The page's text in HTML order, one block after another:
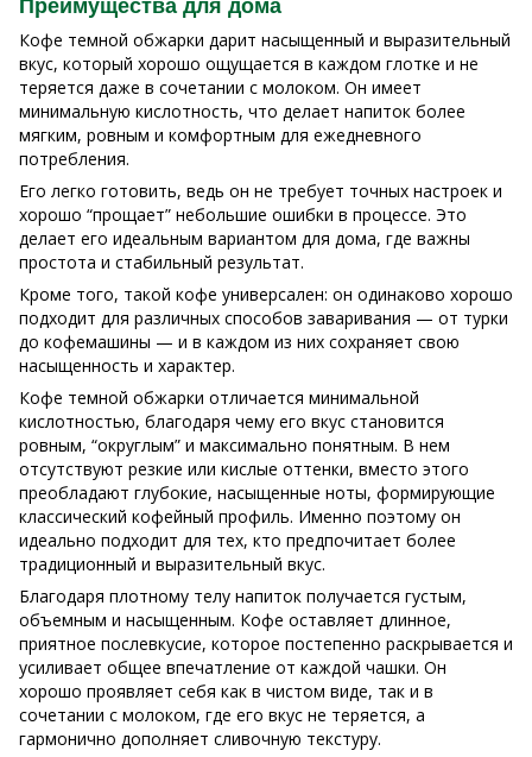
Преимущества для дома
Кофе темной обжарки дарит насыщенный и выразительный
вкус, который хорошо ощущается в каждом глотке и не
теряется даже в сочетании с молоком. Он имеет
минимальную кислотность, что делает напиток более
мягким, ровным и комфортным для ежедневного
потребления.
Его легко готовить, ведь он не требует точных настроек и
хорошо “прощает” небольшие ошибки в процессе. Это
делает его идеальным вариантом для дома, где важны
простота и стабильный результат.
Кроме того, такой кофе универсален: он одинаково хорошо
подходит для различных способов заваривания — от турки
до кофемашины — и в каждом из них сохраняет свою
насыщенность и характер.
Кофе темной обжарки отличается минимальной
кислотностью, благодаря чему его вкус становится
ровным, “округлым” и максимально понятным. В нем
отсутствуют резкие или кислые оттенки, вместо этого
преобладают глубокие, насыщенные ноты, формирующие
классический кофейный профиль. Именно поэтому он
идеально подходит для тех, кто предпочитает более
традиционный и выразительный вкус.
Благодаря плотному телу напиток получается густым,
объемным и насыщенным. Кофе оставляет длинное,
приятное послевкусие, которое постепенно раскрывается и
усиливает общее впечатление от каждой чашки. Он
хорошо проявляет себя как в чистом виде, так и в
сочетании с молоком, где его вкус не теряется, а
гармонично дополняет сливочную текстуру.